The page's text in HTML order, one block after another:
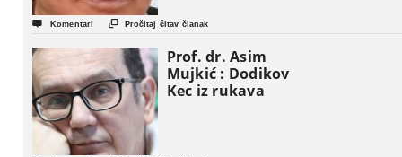
 Komentari  Pročitaj čitav članak
Prof. dr. Asim
Mujkić : Dodikov
Kec iz rukava